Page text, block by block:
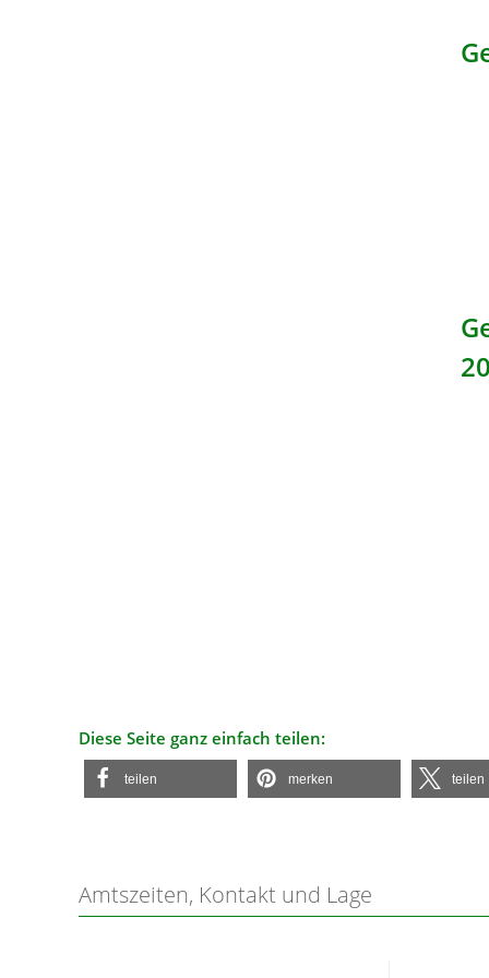
Diese Seite ganz einfach teilen:
teilen merken teilen
Amtszeiten, Kontakt und Lage